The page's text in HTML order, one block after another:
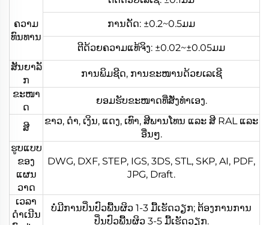
ຄວາມ
ທົນທານ
ການດັດ: ±0.2~0.5ມມ
ຕີດ້ວຍຄວາມແທ້ຈິງ: ±0.02~±0.05ມມ
ສັນຍາລັ
ກ
ການພິມຊີດ, ການຂະໜານດ້ວຍເລເຊີ
ຂະໜາ
ດ
ຍອມຮັບຂະໜາດທີ່ສັ່ງທຳເອງ.
ສີ
ຂາວ, ດຳ, ເງິນ, ແດງ, ເທົາ, ສີພານໂທນ ແລະ ສີ RAL ແລະ
ອື່ນໆ.
ຮູບແບບ
ຂອງ
ແຜນ
ວາດ
DWG, DXF, STEP, IGS, 3DS, STL, SKP, AI, PDF,
JPG, Draft.
ເວລາ
ດຳເນີນ
ບໍ່ມີການປິ່ນປົວພື້ນຜິວ 1-3 ມື້ເຮັດວຽກ; ຕ້ອງການການ
ປິ່ນປົວພື້ນຜິວ 3-5 ມື້ເຮັດວຽກ.